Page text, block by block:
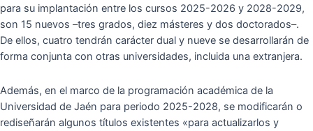
para su implantación entre los cursos 2025-2026 y 2028-2029,
son 15 nuevos –tres grados, diez másteres y dos doctorados–.
De ellos, cuatro tendrán carácter dual y nueve se desarrollarán de
forma conjunta con otras universidades, incluida una extranjera.
Además, en el marco de la programación académica de la
Universidad de Jaén para periodo 2025-2028, se modificarán o
rediseñarán algunos títulos existentes «para actualizarlos y